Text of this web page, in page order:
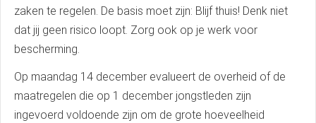
zaken te regelen. De basis moet zijn: Blijf thuis! Denk niet
dat jij geen risico loopt. Zorg ook op je werk voor
bescherming.
Op maandag 14 december evalueert de overheid of de
maatregelen die op 1 december jongstleden zijn
ingevoerd voldoende zijn om de grote hoeveelheid